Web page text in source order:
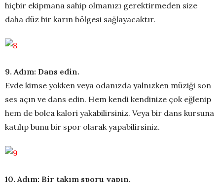
hiçbir ekipmana sahip olmanızı gerektirmeden size
daha düz bir karın bölgesi sağlayacaktır.
9. Adım: Dans edin.
Evde kimse yokken veya odanızda yalnızken müziği son
ses açın ve dans edin. Hem kendi kendinize çok eğlenip
hem de bolca kalori yakabilirsiniz. Veya bir dans kursuna
katılıp bunu bir spor olarak yapabilirsiniz.
10. Adım: Bir takım sporu yapın.